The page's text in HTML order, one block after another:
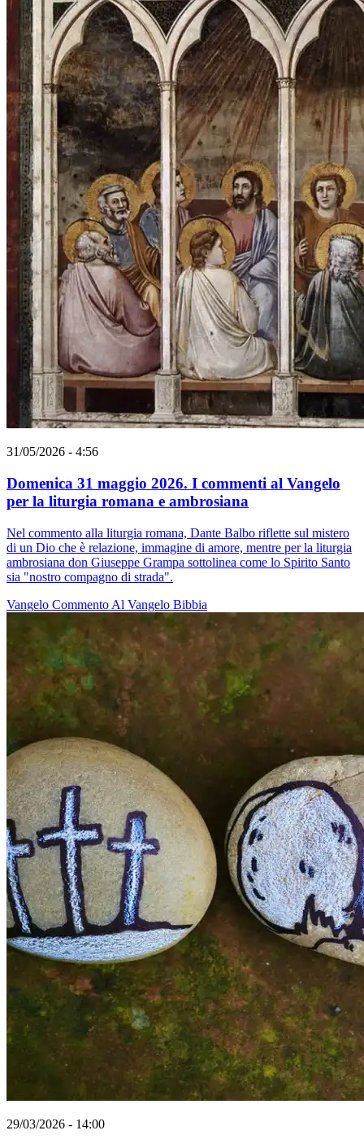
31/05/2026 - 4:56
Domenica 31 maggio 2026. I commenti al Vangelo
per la liturgia romana e ambrosiana
Nel commento alla liturgia romana, Dante Balbo riflette sul mistero
di un Dio che è relazione, immagine di amore, mentre per la liturgia
ambrosiana don Giuseppe Grampa sottolinea come lo Spirito Santo
sia "nostro compagno di strada".
Vangelo Commento Al Vangelo Bibbia
29/03/2026 - 14:00